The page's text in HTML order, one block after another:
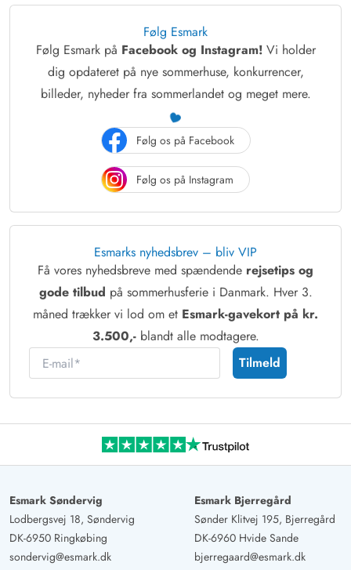
Følg Esmark
Følg Esmark på Facebook og Instagram!Vi holder
dig opdateret på nye sommerhuse, konkurrencer,
billeder, nyheder fra sommerlandet og meget mere.
Følg os på Facebook
Følg os på Instagram
Esmarks nyhedsbrev – bliv VIP
Få vores nyhedsbreve med spændende rejsetips og
gode tilbud på sommerhusferie i Danmark. Hver 3.
måned trækker vi lod om et Esmark-gavekort på kr.
3.500,-blandt alle modtagere.
E-mail
Tilmeld
Esmark Søndervig
Lodbergsvej 18, Søndervig
DK-6950 Ringkøbing
sondervig@esmark.dk
Esmark Bjerregård
Sønder Klitvej 195, Bjerregård
DK-6960 Hvide Sande
bjerregaard@esmark.dk